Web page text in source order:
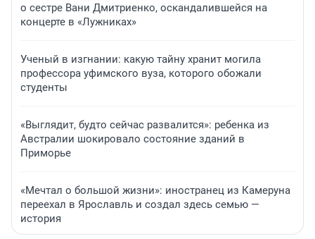
о сестре Вани Дмитриенко, оскандалившейся на
концерте в «Лужниках»
Ученый в изгнании: какую тайну хранит могила
профессора уфимского вуза, которого обожали
студенты
«Выглядит, будто сейчас развалится»: ребенка из
Австралии шокировало состояние зданий в
Приморье
«Мечтал о большой жизни»: иностранец из Камеруна
переехал в Ярославль и создал здесь семью —
история